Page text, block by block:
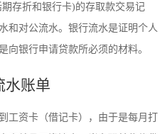
存折和银行卡)的存取款交易记
和对公流水。银行流水是证明个人
向银行申请贷款所必须的材料。
水账单
工资卡（借记卡），由于是每月打